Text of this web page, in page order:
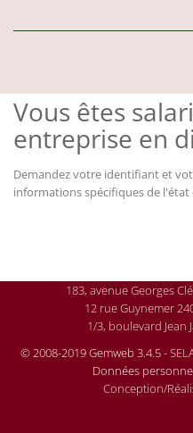
Vous êtes
entreprise en
Demandez votre identifiant et
informations spécifiques de
183, avenue Georges
12 rue Guynemer
1/3, boulevard Jean
© 2008-2019 Gemweb 3.4.5-
Données
Conception/